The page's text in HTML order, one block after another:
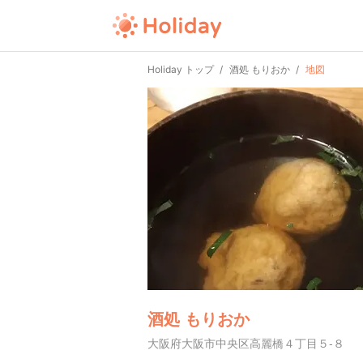
Holiday トップ 酒処 もりおか 地図
酒処 もりおか
大阪府大阪市中央区高麗橋４丁目５-８